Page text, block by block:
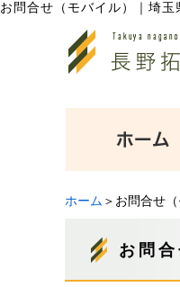
お問合せ（モバイル） 埼玉
ホーム ＞お問合せ（
お問